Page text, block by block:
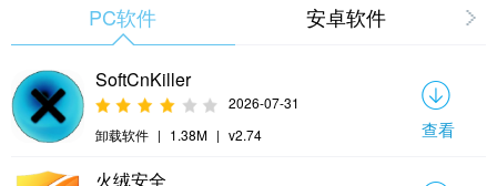
PC软件 安卓软件
SoftCnKiller
2026-07-31
卸载软件 | 1.38M | v2.74 查看
火绒安全